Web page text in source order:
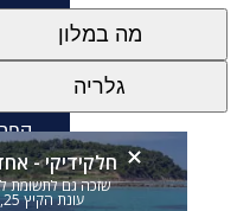
איי
מה במלון
גלריה
חלקידיקי -
עונת הקיץ 25, לחצו לצפייה בכתבה >>